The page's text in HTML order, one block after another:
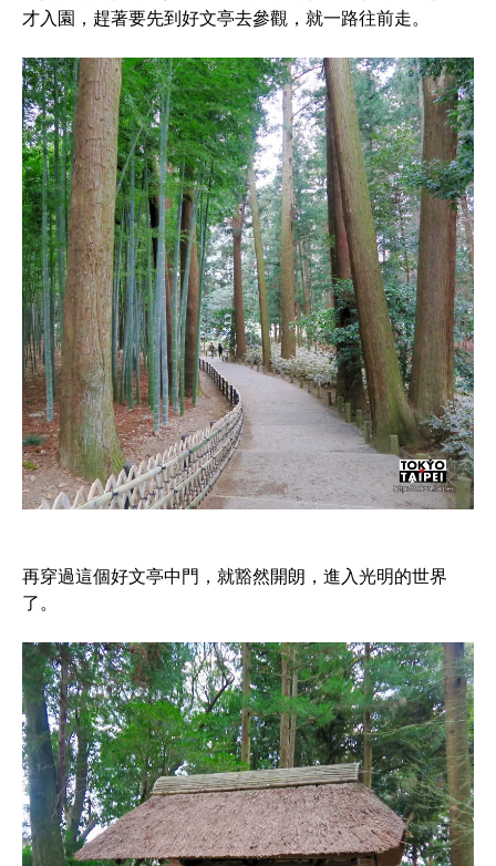
才入園，趕著要先到好文亭去參觀，就一路往前走。
再穿過這個好文亭中門，就豁然開朗，進入光明的世界
了。